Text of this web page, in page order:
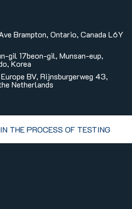
Brampton, Ontario, Canada L6Y
gil 17beon-gil, Munsan-eup,
Korea
BV, Rijnsburgerweg 43,
Netherlands
THE PROCESS OF TESTING